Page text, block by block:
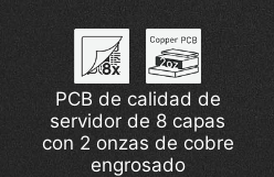
PCB de calidad de
servidor de 8 capas
con 2 onzas de cobre
engrosado
USB 40Gbps Type-C
Wi-Fi 7
Heatsink extendido
Pump Fan